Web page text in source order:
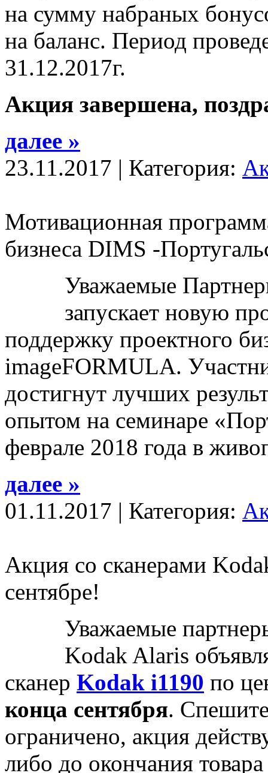
на сумму набраных
на баланс. Период
31.12.2017г.
Акция завершена,
далее »
23.11.2017 | Категория:
Мотивационная
бизнеса DIMS -
Уважаемые
запускает новую
поддержку проектного
imageFORMULA.
достигнут лучших
опытом на семинаре
феврале 2018 года в
далее »
01.11.2017 | Категория:
Акция со сканерами
сентябре!
Уважаемые
Kodak Alaris
сканер Kodak i1190 по
конца сентября.
ограничено, акция
либо до окончания